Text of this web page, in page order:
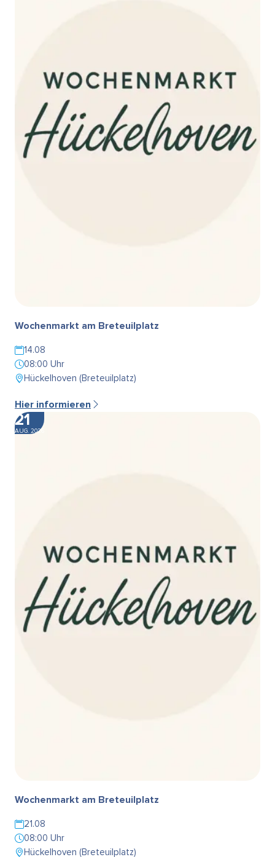
Wochenmarkt am Breteuilplatz
14.08
08:00 Uhr
Hückelhoven (Breteuilplatz)
Hier informieren
21
AUG. 2026
Wochenmarkt am Breteuilplatz
21.08
08:00 Uhr
Hückelhoven (Breteuilplatz)